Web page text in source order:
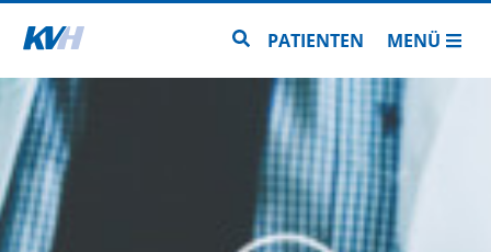
Zur Startseite Zur Seitensuche
PATIENTEN MENÜ